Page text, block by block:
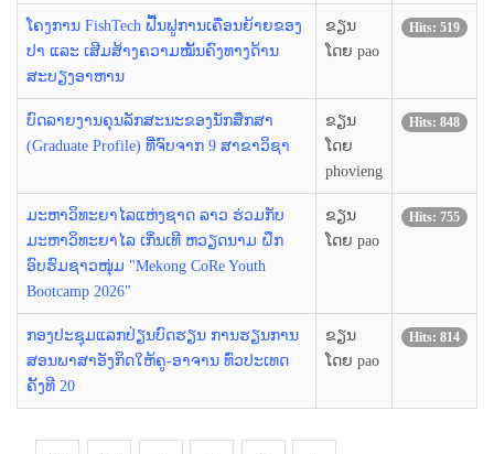
ໂຄງການ FishTech ຟື້ນຟູການເຄື່ອນຍ້າຍຂອງ
ປາ ແລະ ເສີມສ້າງຄວາມໝັ້ນຄົງທາງດ້ານ
ສະບຽງອາຫານ
ຂຽນ
ໂດຍ pao
Hits: 519
ບົດລາຍງານຄຸນລັກສະນະຂອງນັກສຶກສາ
(Graduate Profile) ທີ່ຈົບຈາກ 9 ສາຂາວິຊາ
ຂຽນ
ໂດຍ
phovieng
Hits: 848
ມະຫາວິທະຍາໄລແຫ່ງຊາດ ລາວ ຮ່ວມກັບ
ມະຫາວິທະຍາໄລ ເກິ່ນເທີ ຫວຽດນາມ ຝຶກ
ອົບຮົມຊາວໜຸ່ມ "Mekong CoRe Youth
Bootcamp 2026"
ຂຽນ
ໂດຍ pao
Hits: 755
ກອງປະຊຸມແລກປ່ຽນບົດຮຽນ ການຮຽນການ
ສອນພາສາອັງກິດໃຫ້ຄູ-ອາຈານ ທົ່ວປະເທດ
ຄັ້ງທີ 20
ຂຽນ
ໂດຍ pao
Hits: 814